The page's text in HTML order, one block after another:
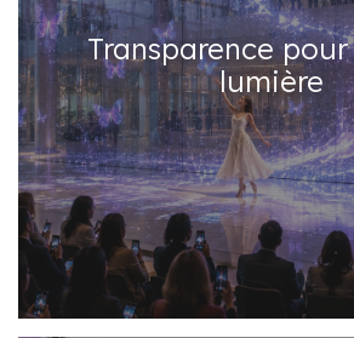
Transparence
lumière